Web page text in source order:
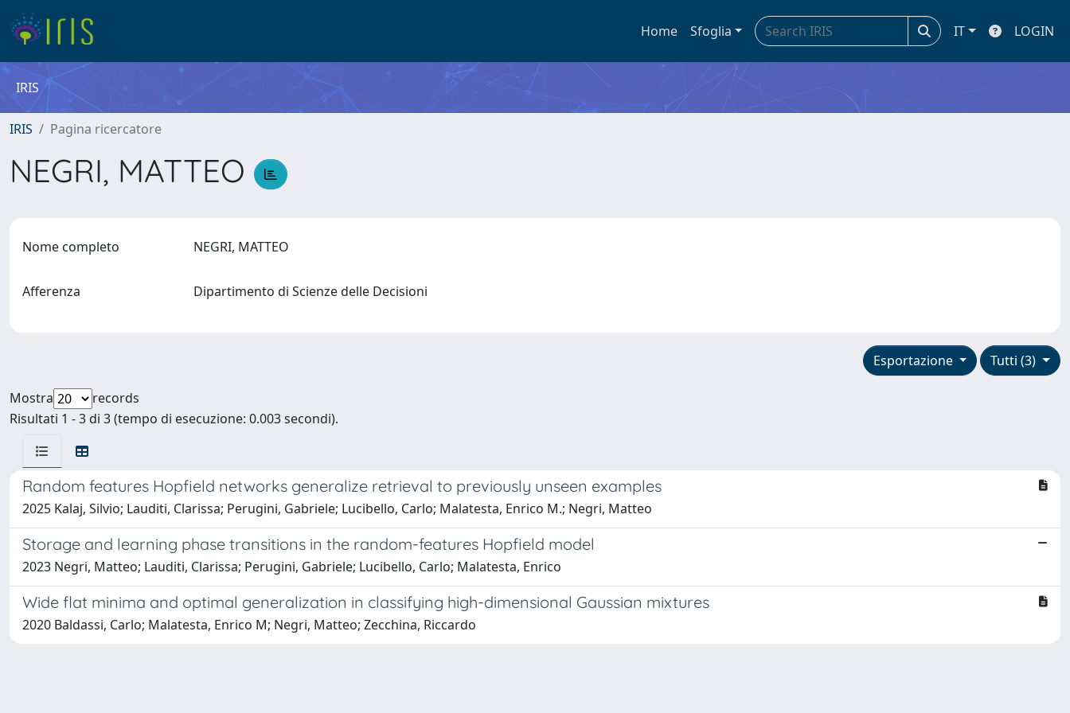
Home Sfoglia IT LOGIN
IRIS
IRIS Pagina ricercatore
NEGRI, MATTEO
Nome completo NEGRI, MATTEO
Afferenza Dipartimento di Scienze delle Decisioni
Tutti (3)
Esportazione
Mostra
records
Risultati 1 - 3 di 3 (tempo di esecuzione: 0.003 secondi).
Random features Hopfield networks generalize retrieval to previously unseen examples
2025 Kalaj, Silvio; Lauditi, Clarissa; Perugini, Gabriele; Lucibello, Carlo; Malatesta, Enrico M.; Negri, Matteo
Storage and learning phase transitions in the random-features Hopfield model
2023 Negri, Matteo; Lauditi, Clarissa; Perugini, Gabriele; Lucibello, Carlo; Malatesta, Enrico
Wide flat minima and optimal generalization in classifying high-dimensional Gaussian mixtures
2020 Baldassi, Carlo; Malatesta, Enrico M; Negri, Matteo; Zecchina, Riccardo